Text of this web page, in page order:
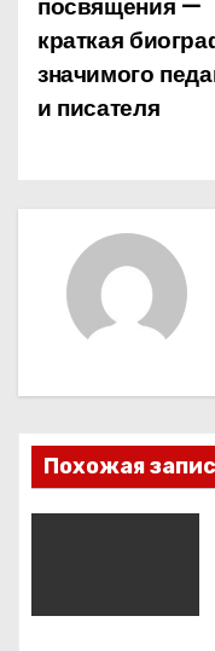
в
и
г
ц
з
а
и
посвящения —
краткая
значимого
и писателя
Похожая